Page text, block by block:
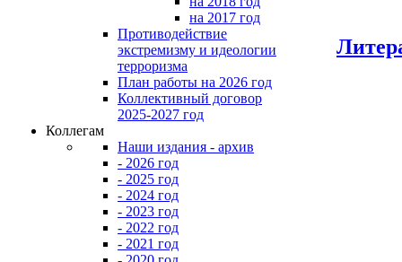
на 2017 год
Противодействие
экстремизму и идеологии
терроризма
План работы на 2026 год
Коллективный договор
2025-2027 год
Коллегам
Наши издания - архив
- 2026 год
- 2025 год
- 2024 год
- 2023 год
- 2022 год
- 2021 год